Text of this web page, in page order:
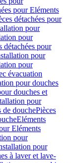
pour Eléments
détachées pour
pour
pour
détachées pour
pour
pour
évacuation
pour douches
douches et
pour
de douchePièces
Eléments
Eléments
pour
pour
à laver et lave-